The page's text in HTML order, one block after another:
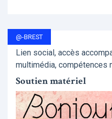
@-BREST
Lien social, accès
multimédia, compétences
Soutien matériel